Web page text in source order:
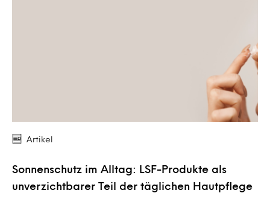
Artikel
Sonnenschutz im Alltag: LSF-Produkte als
unverzichtbarer Teil der täglichen Hautpflege